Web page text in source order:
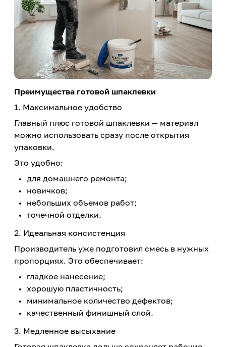
Преимущества готовой шпаклевки
1. Максимальное удобство
Главный плюс готовой шпаклевки — материал
можно использовать сразу после открытия
упаковки.
Это удобно:
для домашнего ремонта;
новичков;
небольших объемов работ;
точечной отделки.
2. Идеальная консистенция
Производитель уже подготовил смесь в нужных
пропорциях. Это обеспечивает:
гладкое нанесение;
хорошую пластичность;
минимальное количество дефектов;
качественный финишный слой.
3. Медленное высыхание